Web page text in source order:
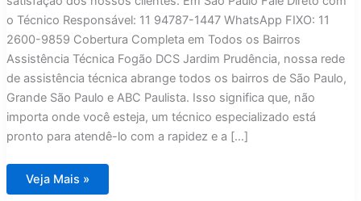
o Técnico Responsável: 11 94787-1447 WhatsApp FIXO: 11
2600-9859 Cobertura Completa em Todos os Bairros
Assistência Técnica Fogão DCS Jardim Prudência, nossa rede
de assistência técnica abrange todos os bairros de São Paulo,
Grande São Paulo e ABC Paulista. Isso significa que, não
importa onde você esteja, um técnico especializado está
pronto para atendê-lo com a rapidez e a […]
Assistência
Técnica
Veja Mais »